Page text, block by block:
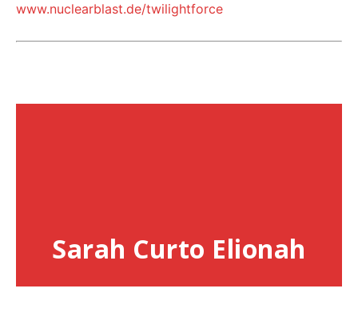
www.nuclearblast.de/twilightforce
Sarah Curto Elionah